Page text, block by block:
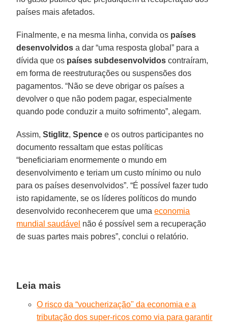
países mais afetados.
Finalmente, e na mesma linha, convida os países
desenvolvidos a dar “uma resposta global” para a
dívida que os países subdesenvolvidos contraíram,
em forma de reestruturações ou suspensões dos
pagamentos. “Não se deve obrigar os países a
devolver o que não podem pagar, especialmente
quando pode conduzir a muito sofrimento”, alegam.
Assim,Stiglitz,Spence e os outros participantes no
documento ressaltam que estas políticas
“beneficiariam enormemente o mundo em
desenvolvimento e teriam um custo mínimo ou nulo
para os países desenvolvidos”. “É possível fazer tudo
isto rapidamente, se os líderes políticos do mundo
desenvolvido reconhecerem que umaeconomia
mundial saudável não é possível sem a recuperação
de suas partes mais pobres”, conclui o relatório.
Leia mais
O risco da “voucherização" da economia e a
tributação dos super-ricos como via para garantir